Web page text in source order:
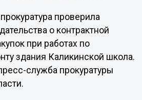
проверила
о контрактной
при работах по
здания Каликинской школа.
служба прокуратуры